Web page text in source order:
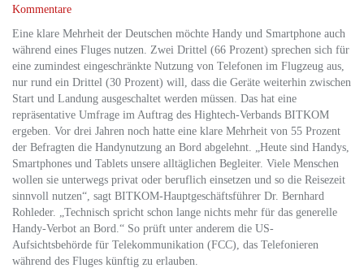
Kommentare
Eine klare Mehrheit der Deutschen möchte Handy und Smartphone auch
während eines Fluges nutzen. Zwei Drittel (66 Prozent) sprechen sich für
eine zumindest eingeschränkte Nutzung von Telefonen im Flugzeug aus,
nur rund ein Drittel (30 Prozent) will, dass die Geräte weiterhin zwischen
Start und Landung ausgeschaltet werden müssen. Das hat eine
repräsentative Umfrage im Auftrag des Hightech-Verbands BITKOM
ergeben. Vor drei Jahren noch hatte eine klare Mehrheit von 55 Prozent
der Befragten die Handynutzung an Bord abgelehnt. „Heute sind Handys,
Smartphones und Tablets unsere alltäglichen Begleiter. Viele Menschen
wollen sie unterwegs privat oder beruflich einsetzen und so die Reisezeit
sinnvoll nutzen“, sagt BITKOM-Hauptgeschäftsführer Dr. Bernhard
Rohleder. „Technisch spricht schon lange nichts mehr für das generelle
Handy-Verbot an Bord.“ So prüft unter anderem die US-
Aufsichtsbehörde für Telekommunikation (FCC), das Telefonieren
während des Fluges künftig zu erlauben.